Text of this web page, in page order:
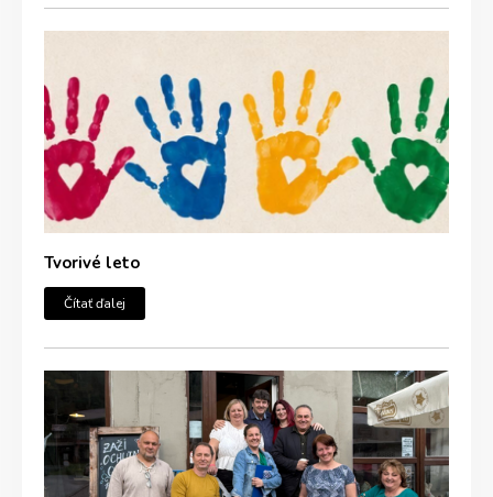
Tvorivé leto
Čítať ďalej